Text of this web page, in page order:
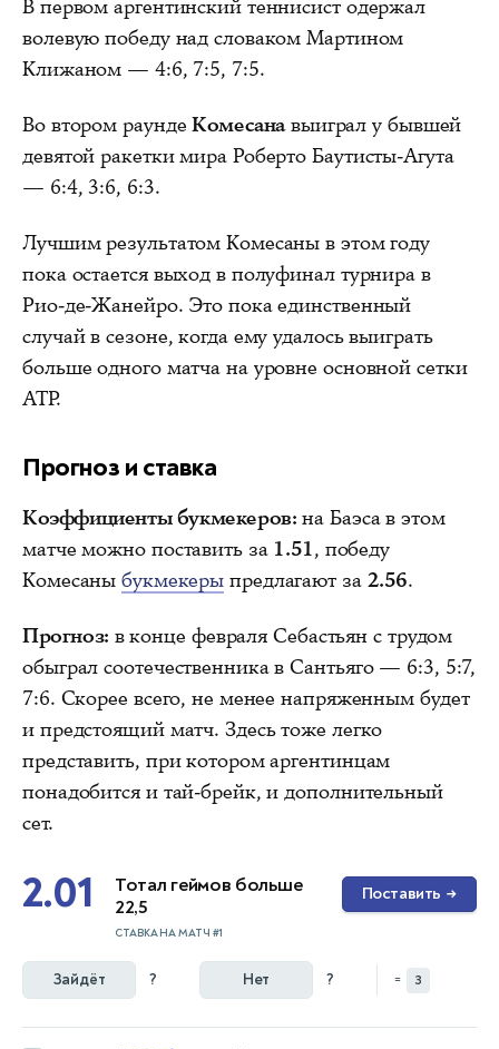
В первом аргентинский теннисист одержал
волевую победу над словаком Мартином
Клижаном — 4:6, 7:5, 7:5.
Во втором раундеКомесанавыиграл у бывшей
девятой ракетки мира Роберто Баутисты-Агута
— 6:4, 3:6, 6:3.
Лучшим результатом Комесаны в этом году
пока остается выход в полуфинал турнира в
Рио-де-Жанейро. Это пока единственный
случай в сезоне, когда ему удалось выиграть
больше одного матча на уровне основной сетки
ATP.
Прогноз и ставка
Коэффициенты букмекеров: на Баэса в этом
матче можно поставить за 1.51, победу
Комесаныбукмекеры предлагают за 2.56.
Прогноз: в конце февраля Себастьян с трудом
обыграл соотечественника в Сантьяго — 6:3, 5:7,
7:6. Скорее всего, не менее напряженным будет
и предстоящий матч. Здесь тоже легко
представить, при котором аргентинцам
понадобится и тай-брейк, и дополнительный
сет.
2.01
Тотал геймов больше
22,5
СТАВКА НА МАТЧ #1
Поставить →
Зайдёт ? Нет ? = 3